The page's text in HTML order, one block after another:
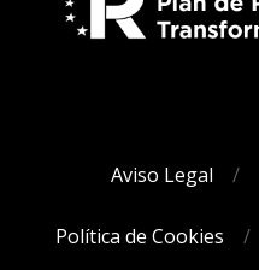
Aviso Legal
Política de Cookies